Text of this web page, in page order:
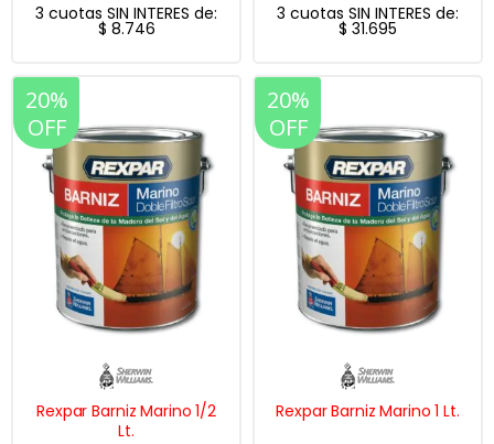
3 cuotas SIN INTERES de:
$ 8.746
3 cuotas SIN INTERES de:
$ 31.695
20%
OFF
Rexpar Barniz Marino 1/2
Lt.
20%
OFF
Rexpar Barniz Marino 1 Lt.